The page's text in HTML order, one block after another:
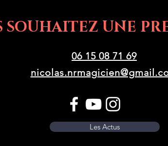
SOUHAITEZ UNE
06 15 08 71 69
Les Actus